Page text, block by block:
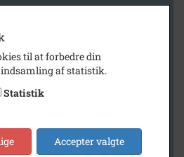
Lokalarkiv
til at forbedre din
af statistik.
Statistik
Accepter valgte